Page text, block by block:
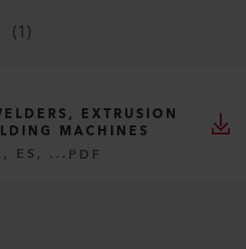
(1)
EXTRUSION
MACHINES
ES, ... PDF